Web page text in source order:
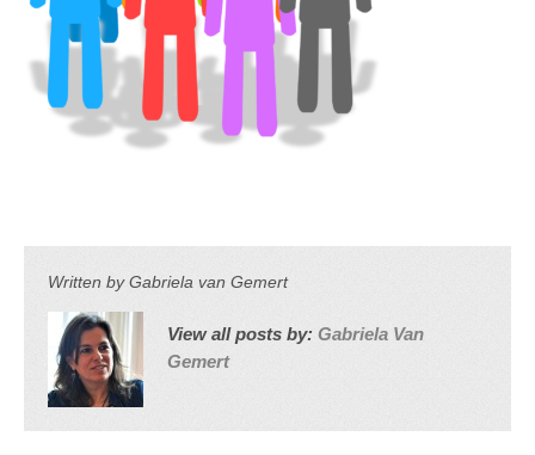
Written byGabriela van Gemert
View all posts by: Gabriela Van
Gemert